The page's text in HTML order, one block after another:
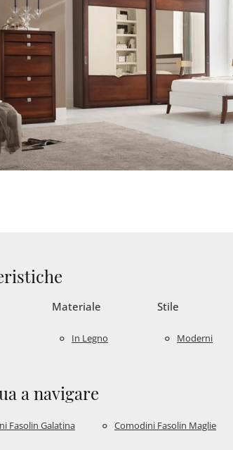
Materiale
In Legno
Stile
Moderni
a navigare
Fasolin Galatina Comodini Fasolin Maglie